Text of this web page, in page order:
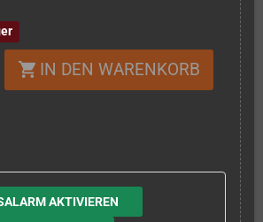
shopping_cart IN DEN WARENKORB
AKTIVIEREN